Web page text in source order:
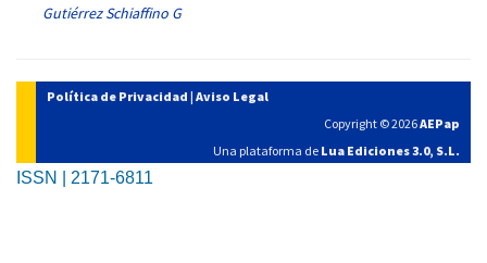
Gutiérrez Schiaffino G
Política de Privacidad | Aviso Legal
Copyright © 2026AEPap
Una plataforma de Lua Ediciones 3.0, S.L.
ISSN | 2171-6811